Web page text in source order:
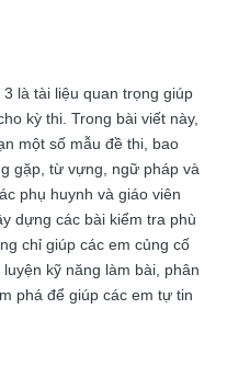
là tài liệu quan trọng giúp
kỳ thi. Trong bài viết này,
một số mẫu đề thi, bao
gặp, từ vựng, ngữ pháp và
phụ huynh và giáo viên
dựng các bài kiểm tra phù
chỉ giúp các em củng cố
kỹ năng làm bài, phân
phá để giúp các em tự tin